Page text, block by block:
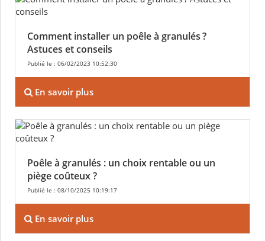
Comment installer un poêle à granulés ?
Astuces et conseils
Publié le : 06/02/2023 10:52:30
En savoir plus
Poêle à granulés : un choix rentable ou un
piège coûteux ?
Publié le : 08/10/2025 10:19:17
En savoir plus